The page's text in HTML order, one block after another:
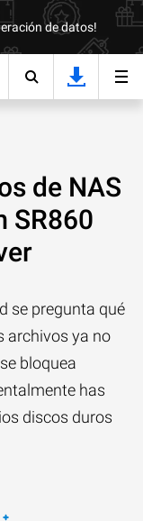
de datos!
de NAS
SR860
se pregunta qué
archivos ya no
bloquea
has
discos duros